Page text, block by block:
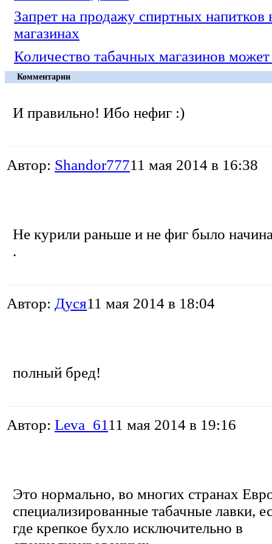
Запрет на продажу спиртных напитков
магазинах
Количество табачных магазинов может
Комментарии
И правильно! Ибо нефиг :)
Автор: Shandor77711 мая 2014 в 16:38
Не курили раньше и не фиг было
.
Автор: Дуся11 мая 2014 в 18:04
полный бред!
Автор: Leva_61 11 мая 2014 в 19:16
Это нормально, во многих странах
специализированные табачные лавки,
где крепкое бухло исключительно в